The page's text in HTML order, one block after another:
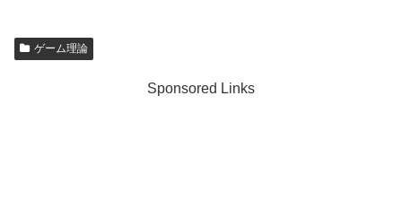
ゲーム理論
Sponsored Links